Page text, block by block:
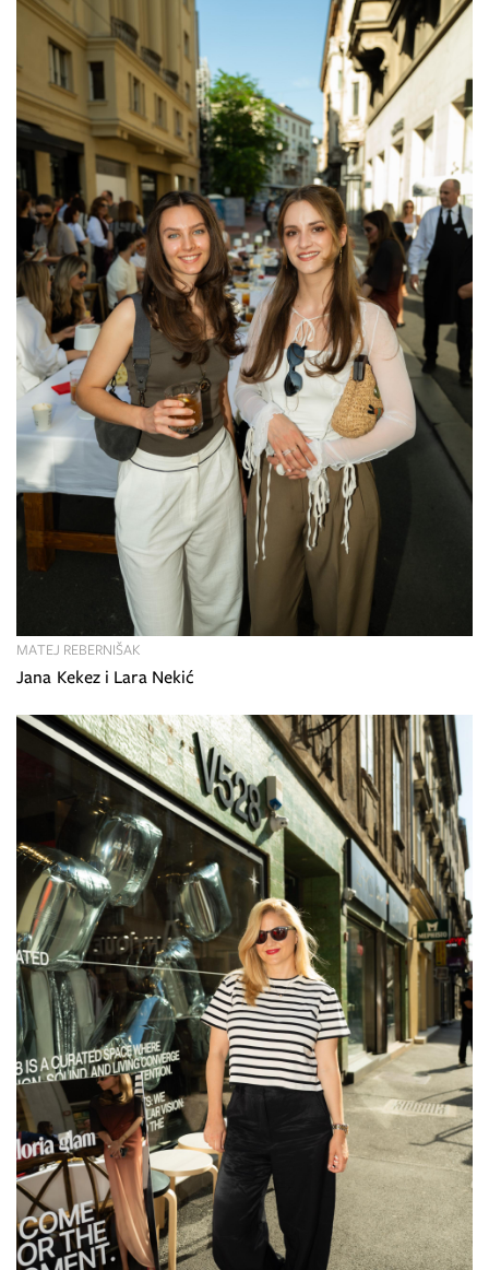
Jana Kekez i Lara Nekić
MATEJ REBERNIŠAK